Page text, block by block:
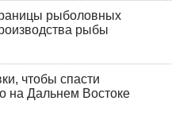
рыболовных
рыбы
чтобы спасти
на Дальнем Востоке